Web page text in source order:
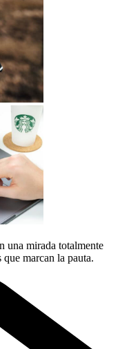
una mirada totalmente
marcan la pauta.